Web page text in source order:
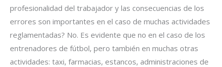
profesionalidad del trabajador y las consecuencias de los
errores son importantes en el caso de muchas actividades
reglamentadas? No. Es evidente que no en el caso de los
entrenadores de fútbol, pero también en muchas otras
actividades: taxi, farmacias, estancos, administraciones de